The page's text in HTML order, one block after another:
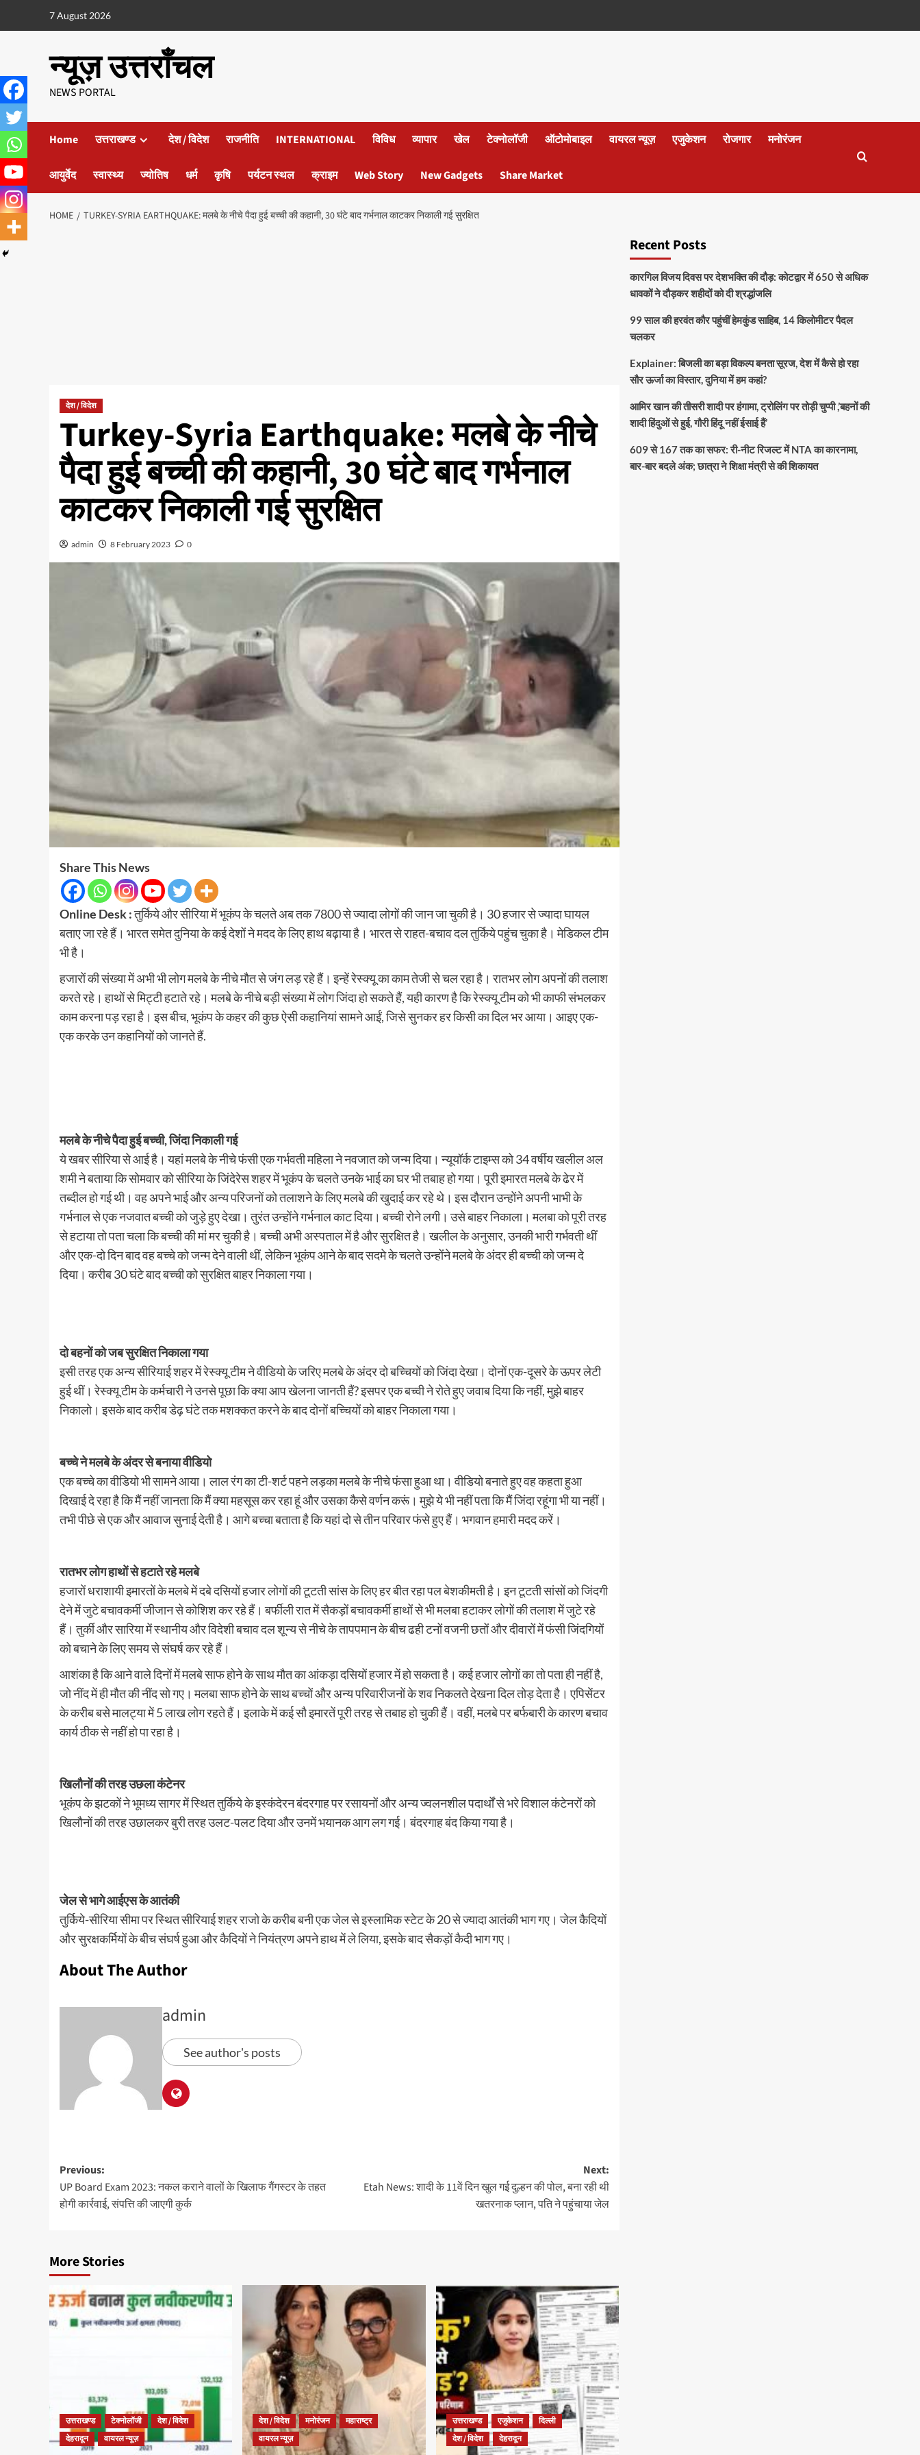
7 August 2026
न्यूज़ उत्तराँचल
NEWS PORTAL
Home उत्तराखण्ड देश / विदेश राजनीति INTERNATIONAL विविध व्यापार खेल टेक्नोलॉजी ऑटोमोबाइल वायरल न्यूज़ एजुकेशन रोजगार मनोरंजन
आयुर्वेद स्वास्थ्य ज्योतिष धर्म कृषि पर्यटन स्थल क्राइम Web Story New Gadgets Share Market
HOME TURKEY-SYRIA EARTHQUAKE: मलबे के नीचे पैदा हुई बच्ची की कहानी, 30 घंटे बाद गर्भनाल काटकर निकाली गई सुरक्षित
देश / विदेश
Turkey-Syria Earthquake: मलबे के नीचे
पैदा हुई बच्ची की कहानी, 30 घंटे बाद गर्भनाल
काटकर निकाली गई सुरक्षित
admin 8 February 2023 0
Share This News
Online Desk :तुर्किये और सीरिया में भूकंप के चलते अब तक 7800 से ज्यादा लोगों की जान जा चुकी है। 30 हजार से ज्यादा घायल
बताए जा रहे हैं। भारत समेत दुनिया के कई देशों ने मदद के लिए हाथ बढ़ाया है। भारत से राहत-बचाव दल तुर्किये पहुंच चुका है। मेडिकल टीम
भी है।
हजारों की संख्या में अभी भी लोग मलबे के नीचे मौत से जंग लड़ रहे हैं। इन्हें रेस्क्यू का काम तेजी से चल रहा है। रातभर लोग अपनों की तलाश
करते रहे। हाथों से मिट्टी हटाते रहे। मलबे के नीचे बड़ी संख्या में लोग जिंदा हो सकते हैं, यही कारण है कि रेस्क्यू टीम को भी काफी संभलकर
काम करना पड़ रहा है। इस बीच, भूकंप के कहर की कुछ ऐसी कहानियां सामने आईं, जिसे सुनकर हर किसी का दिल भर आया। आइए एक-
एक करके उन कहानियों को जानते हैं.
मलबे के नीचे पैदा हुई बच्ची, जिंदा निकाली गई
ये खबर सीरिया से आई है। यहां मलबे के नीचे फंसी एक गर्भवती महिला ने नवजात को जन्म दिया। न्यूयॉर्क टाइम्स को 34 वर्षीय खलील अल
शमी ने बताया कि सोमवार को सीरिया के जिंदेरेस शहर में भूकंप के चलते उनके भाई का घर भी तबाह हो गया। पूरी इमारत मलबे के ढेर में
तब्दील हो गई थी। वह अपने भाई और अन्य परिजनों को तलाशने के लिए मलबे की खुदाई कर रहे थे। इस दौरान उन्होंने अपनी भाभी के
गर्भनाल से एक नजवात बच्ची को जुड़े हुए देखा। तुरंत उन्होंने गर्भनाल काट दिया। बच्ची रोने लगी। उसे बाहर निकाला। मलबा को पूरी तरह
से हटाया तो पता चला कि बच्ची की मां मर चुकी है। बच्ची अभी अस्पताल में है और सुरक्षित है। खलील के अनुसार, उनकी भारी गर्भवती थीं
और एक-दो दिन बाद वह बच्चे को जन्म देने वाली थीं, लेकिन भूकंप आने के बाद सदमे के चलते उन्होंने मलबे के अंदर ही बच्ची को जन्म दे
दिया। करीब 30 घंटे बाद बच्ची को सुरक्षित बाहर निकाला गया।
दो बहनों को जब सुरक्षित निकाला गया
इसी तरह एक अन्य सीरियाई शहर में रेस्क्यू टीम ने वीडियो के जरिए मलबे के अंदर दो बच्चियों को जिंदा देखा। दोनों एक-दूसरे के ऊपर लेटी
हुई थीं। रेस्क्यू टीम के कर्मचारी ने उनसे पूछा कि क्या आप खेलना जानती हैं? इसपर एक बच्वी ने रोते हुए जवाब दिया कि नहीं, मुझे बाहर
निकालो। इसके बाद करीब डेढ़ घंटे तक मशक्कत करने के बाद दोनों बच्चियों को बाहर निकाला गया।
बच्चे ने मलबे के अंदर से बनाया वीडियो
एक बच्चे का वीडियो भी सामने आया। लाल रंग का टी-शर्ट पहने लड़का मलबे के नीचे फंसा हुआ था। वीडियो बनाते हुए वह कहता हुआ
दिखाई दे रहा है कि मैं नहीं जानता कि मैं क्या महसूस कर रहा हूं और उसका कैसे वर्णन करूं। मुझे ये भी नहीं पता कि मैं जिंदा रहूंगा भी या नहीं।
तभी पीछे से एक और आवाज सुनाई देती है। आगे बच्चा बताता है कि यहां दो से तीन परिवार फंसे हुए हैं। भगवान हमारी मदद करें।
रातभर लोग हाथों से हटाते रहे मलबे
हजारों धराशायी इमारतों के मलबे में दबे दसियों हजार लोगों की टूटती सांस के लिए हर बीत रहा पल बेशकीमती है। इन टूटती सांसों को जिंदगी
देने में जुटे बचावकर्मी जीजान से कोशिश कर रहे हैं। बर्फीली रात में सैकड़ों बचावकर्मी हाथों से भी मलबा हटाकर लोगों की तलाश में जुटे रहे
हैं। तुर्की और सारिया में स्थानीय और विदेशी बचाव दल शून्य से नीचे के तापपमान के बीच ढही टनों वजनी छतों और दीवारों में फंसी जिंदगियों
को बचाने के लिए समय से संघर्ष कर रहे हैं।
आशंका है कि आने वाले दिनों में मलबे साफ होने के साथ मौत का आंकड़ा दसियों हजार में हो सकता है। कई हजार लोगों का तो पता ही नहीं है,
जो नींद में ही मौत की नींद सो गए। मलबा साफ होने के साथ बच्चों और अन्य परिवारीजनों के शव निकलते देखना दिल तोड़ देता है। एपिसेंटर
के करीब बसे मालट्या में 5 लाख लोग रहते हैं। इलाके में कई सौ इमारतें पूरी तरह से तबाह हो चुकी हैं। वहीं, मलबे पर बर्फबारी के कारण बचाव
कार्य ठीक से नहीं हो पा रहा है।
खिलौनों की तरह उछला कंटेनर
भूकंप के झटकों ने भूमध्य सागर में स्थित तुर्किये के इस्कंदेरन बंदरगाह पर रसायनों और अन्य ज्वलनशील पदार्थों से भरे विशाल कंटेनरों को
खिलौनों की तरह उछालकर बुरी तरह उलट-पलट दिया और उनमें भयानक आग लग गई। बंदरगाह बंद किया गया है।
जेल से भागे आईएस के आतंकी
तुर्किये-सीरिया सीमा पर स्थित सीरियाई शहर राजो के करीब बनी एक जेल से इस्लामिक स्टेट के 20 से ज्यादा आतंकी भाग गए। जेल कैदियों
और सुरक्षकर्मियों के बीच संघर्ष हुआ और कैदियों ने नियंत्रण अपने हाथ में ले लिया, इसके बाद सैकड़ों कैदी भाग गए।
About The Author
admin
See author's posts
Previous:
UP Board Exam 2023: नकल कराने वालों के खिलाफ गैंगस्टर के तहत
होगी कार्रवाई, संपत्ति की जाएगी कुर्क
Next:
Etah News: शादी के 11वें दिन खुल गई दुल्हन की पोल, बना रही थी
खतरनाक प्लान, पति ने पहुंचाया जेल
More Stories
उत्तराखण्ड टेक्नोलॉजी
देश / विदेश
देहरादून
वायरल न्यूज़
देश / विदेश मनोरंजन
महाराष्ट्र
वायरल न्यूज़
उत्तराखण्ड एजुकेशन
दिल्ली
देश / विदेश
देहरादून
Recent Posts
कारगिल विजय दिवस पर देशभक्ति की दौड़: कोटद्वार में 650 से अधिक
धावकों ने दौड़कर शहीदों को दी श्रद्धांजलि
99 साल की हरवंत कौर पहुंचीं हेमकुंड साहिब, 14 किलोमीटर पैदल
चलकर
Explainer: बिजली का बड़ा विकल्प बनता सूरज, देश में कैसे हो रहा
सौर ऊर्जा का विस्तार, दुनिया में हम कहां?
आमिर खान की तीसरी शादी पर हंगामा, ट्रोलिंग पर तोड़ी चुप्पी ,’बहनों की
शादी हिंदुओं से हुई, गौरी हिंदू नहीं ईसाई हैं’
609 से 167 तक का सफर: री-नीट रिजल्ट में NTA का कारनामा,
बार-बार बदले अंक; छात्रा ने शिक्षा मंत्री से की शिकायत